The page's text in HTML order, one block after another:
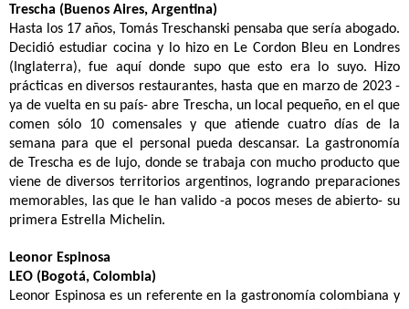
Trescha (Buenos Aires, Argentina)
Hasta los 17 años, Tomás Treschanski pensaba que sería abogado.
Decidió estudiar cocina y lo hizo en Le Cordon Bleu en Londres
(Inglaterra), fue aquí donde supo que esto era lo suyo. Hizo
prácticas en diversos restaurantes, hasta que en marzo de 2023 -
ya de vuelta en su país- abre Trescha, un local pequeño, en el que
comen sólo 10 comensales y que atiende cuatro días de la
semana para que el personal pueda descansar. La gastronomía
de Trescha es de lujo, donde se trabaja con mucho producto que
viene de diversos territorios argentinos, logrando preparaciones
memorables, las que le han valido -a pocos meses de abierto- su
primera Estrella Michelin.
Leonor Espinosa
LEO (Bogotá, Colombia)
Leonor Espinosa es un referente en la gastronomía colombiana y